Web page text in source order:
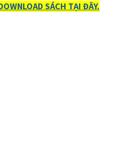
SÁCH TẠI ĐÂY.